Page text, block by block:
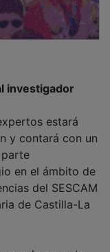
y contará con un
en el ámbito de
del SESCAM
de Castilla-La
la apuesta